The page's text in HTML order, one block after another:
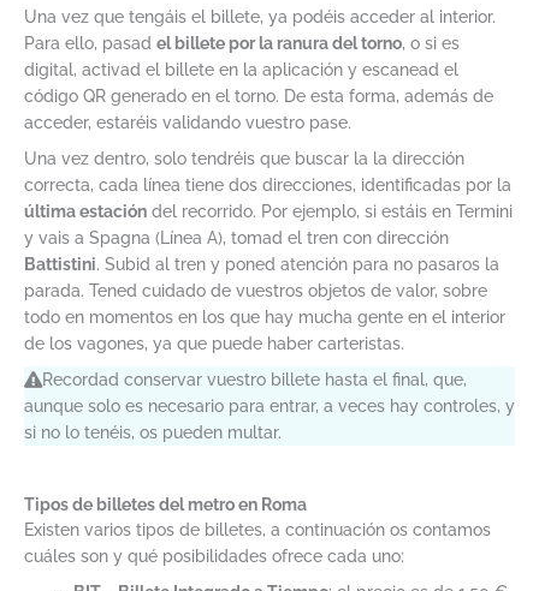
Una vez que tengáis el billete, ya podéis acceder al interior.
Para ello, pasad el billete por la ranura del torno, o si es
digital, activad el billete en la aplicación y escanead el
código QR generado en el torno. De esta forma, además de
acceder, estaréis validando vuestro pase.
Una vez dentro, solo tendréis que buscar la la dirección
correcta, cada línea tiene dos direcciones, identificadas por la
última estación del recorrido. Por ejemplo, si estáis en Termini
y vais a Spagna (Línea A), tomad el tren con dirección
Battistini. Subid al tren y poned atención para no pasaros la
parada. Tened cuidado de vuestros objetos de valor, sobre
todo en momentos en los que hay mucha gente en el interior
de los vagones, ya que puede haber carteristas.
Recordad conservar vuestro billete hasta el final, que,
aunque solo es necesario para entrar, a veces hay controles, y
si no lo tenéis, os pueden multar.
Tipos de billetes del metro en Roma
Existen varios tipos de billetes, a continuación os contamos
cuáles son y qué posibilidades ofrece cada uno: